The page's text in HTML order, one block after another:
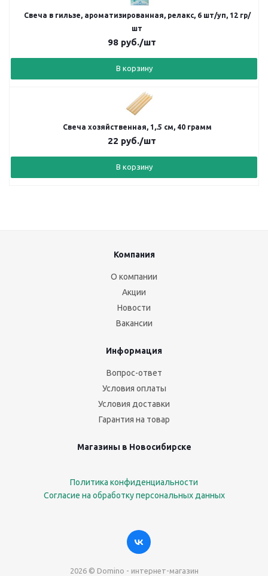
Свеча в гильзе, ароматизированная, релакс, 6 шт/уп, 12 гр/
шт
98 руб./шт
В корзину
Свеча хозяйственная, 1,.5 см, 40 грамм
22 руб./шт
В корзину
2026 © Domino - интернет-магазин
Компания
О компании
Акции
Новости
Вакансии
Информация
Вопрос-ответ
Условия оплаты
Условия доставки
Гарантия на товар
Магазины в Новосибирске
Политика конфиденциальности
Согласие на обработку персональных данных